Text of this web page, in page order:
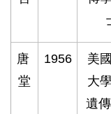
唐
堂
1956
美
大
遺